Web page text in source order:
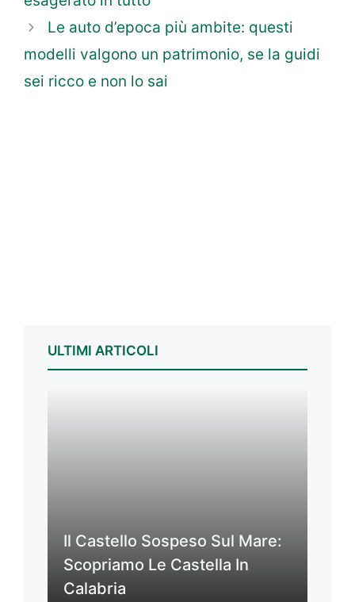
Le auto d’epoca più ambite: questi
modelli valgono un patrimonio, se la guidi
sei ricco e non lo sai
ULTIMI ARTICOLI
Il Castello Sospeso Sul Mare:
Scopriamo Le Castella In
Calabria